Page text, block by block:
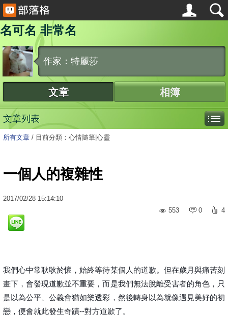
名可名 非常名
作家：特麗莎
文章 相簿
文章列表
所有文章 / 目前分類：心情隨筆|心靈
一個人的複雜性
2017/02/28 15:14:10
553
0 4
我們心中常耿耿於懷，始終等待某個人的道歉。但在歲月與痛苦刻
畫下，會發現道歉並不重要，而是我們無法脫離受害者的角色，只
是以為公平、公義會猶如樂透彩，然後轉身以為就像遇見美好的初
戀，便會就此發生奇蹟--對方道歉了。